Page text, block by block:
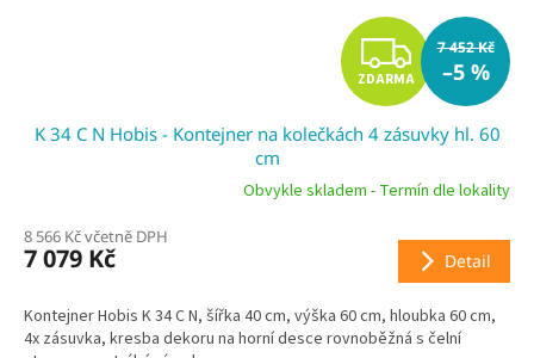
Z
D
A
R
M
A
ZDARMA
7 452 Kč
–5 %
K 34 C N Hobis - Kontejner na kolečkách 4 zásuvky hl. 60
cm
Obvykle skladem - Termín dle lokality
8 566 Kč včetně DPH
7 079 Kč Detail
Kontejner Hobis K 34 C N, šířka 40 cm, výška 60 cm, hloubka 60 cm,
4x zásuvka, kresba dekoru na horní desce rovnoběžná s čelní